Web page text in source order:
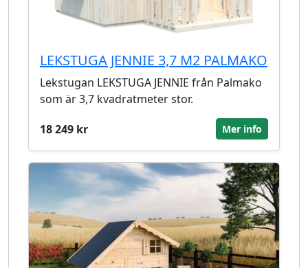
LEKSTUGA JENNIE 3,7 M2 PALMAKO
Lekstugan LEKSTUGA JENNIE från Palmako
som är 3,7 kvadratmeter stor.
18 249 kr
Mer info